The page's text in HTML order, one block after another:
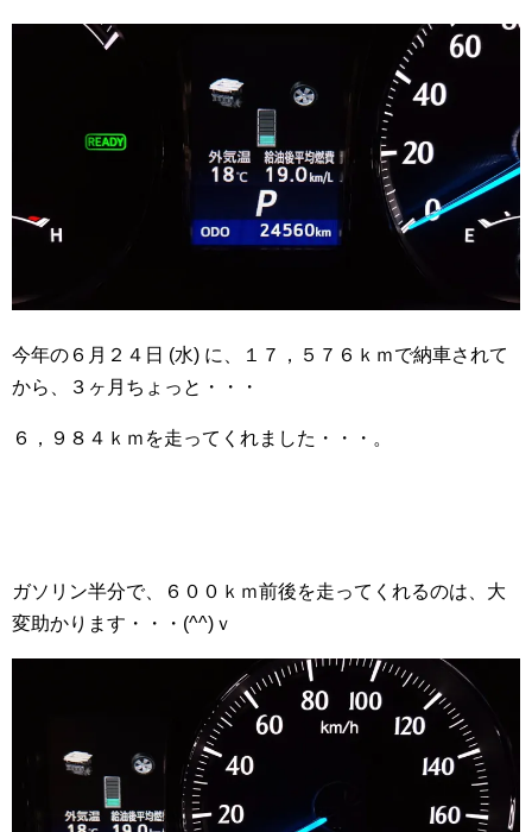
今年の６月２４日 (水) に、１７，５７６ｋｍで納車されて
から、３ヶ月ちょっと・・・
６，９８４ｋｍを走ってくれました・・・。
ガソリン半分で、６００ｋｍ前後を走ってくれるのは、大
変助かります・・・(^^)ｖ